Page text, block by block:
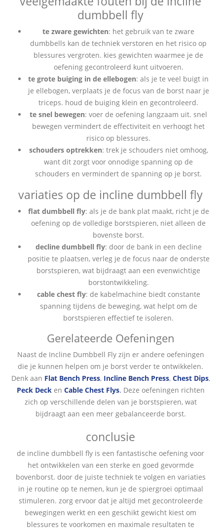
dumbbell fly
te zware gewichten: het gebruik van te zware
dumbbells kan de techniek verstoren en het risico op
blessures vergroten. kies gewichten waarmee je de
oefening gecontroleerd kunt uitvoeren.
te grote buiging in de ellebogen: als je te veel buigt in
je ellebogen, verplaats je de focus van de borst naar je
triceps. houd de buiging klein en gecontroleerd.
te snel bewegen: voer de oefening langzaam uit. snel
bewegen vermindert de effectiviteit en verhoogt het
risico op blessures.
schouders optrekken: trek je schouders niet omhoog,
want dit zorgt voor onnodige spanning op de
schouders en vermindert de spanning op je borst.
variaties op de incline dumbbell fly
flat dumbbell fly: als je de bank plat maakt, richt je de
oefening op de volledige borstspieren, niet alleen de
bovenste borst.
decline dumbbell fly: door de bank in een decline
positie te plaatsen, verleg je de focus naar de onderste
borstspieren, wat bijdraagt aan een evenwichtige
borstontwikkeling.
cable chest fly: de kabelmachine biedt constante
spanning tijdens de beweging, wat helpt om de
borstspieren effectief te isoleren.
Gerelateerde Oefeningen
Naast de Incline Dumbbell Fly zijn er andere oefeningen
die je kunnen helpen om je borst verder te ontwikkelen.
Denk aan Flat Bench Press, Incline Bench Press, Chest Dips,
Peck Decken Cable Chest Flys. Deze oefeningen richten
zich op verschillende delen van je borstspieren, wat
bijdraagt aan een meer gebalanceerde borst.
conclusie
de incline dumbbell fly is een fantastische oefening voor
het ontwikkelen van een sterke en goed gevormde
bovenborst. door de juiste techniek te volgen en variaties
in je routine op te nemen, kun je de spiergroei optimaal
stimuleren. zorg ervoor dat je altijd met gecontroleerde
bewegingen werkt en een geschikt gewicht kiest om
blessures te voorkomen en maximale resultaten te